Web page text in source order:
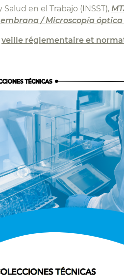
en el Trabajo (INSST),
/ Microscopía
veille réglementaire et